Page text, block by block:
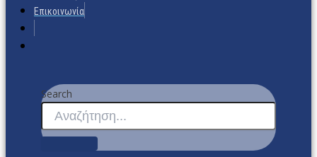
Επικοινωνία
Search